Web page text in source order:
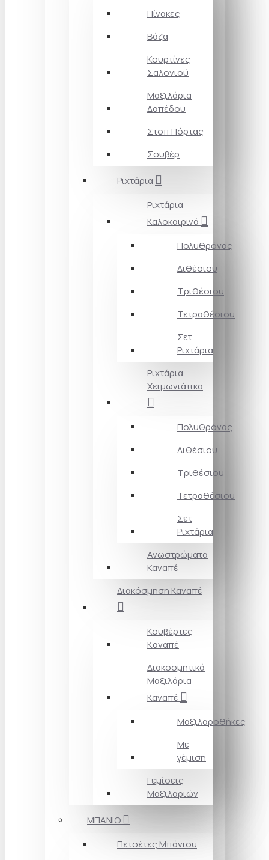
Πίνακες
Βάζα
Κουρτίνες
Σαλονιού
Μαξιλάρια
Δαπέδου
Στοπ Πόρτας
Σουβέρ
Ριχτάρια
Ριχτάρια
Καλοκαιρινά
Πολυθρόνας
Διθέσιου
Τριθέσιου
Τετραθέσιου
Σετ
Ριχτάρια
Ριχτάρια
Χειμωνιάτικα
Πολυθρόνας
Διθέσιου
Τριθέσιου
Τετραθέσιου
Σετ
Ριχτάρια
Ανωστρώματα
Καναπέ
Διακόσμηση Καναπέ
Κουβέρτες
Kαναπέ
Διακοσμητικά
Mαξιλάρια
Καναπέ
Μαξιλαροθήκες
Με
γέμιση
Γεμίσεις
Μαξιλαριών
ΜΠΑΝΙΟ
Πετσέτες Mπάνιου